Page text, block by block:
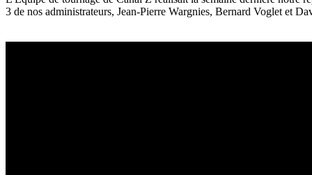
3 de nos administrateurs, Jean-Pierre Wargnies, Bernard Voglet et